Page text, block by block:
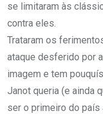
se limitaram às
contra eles.
Trataram os
ataque desferido por
imagem e tem
Janot queria (e ainda
ser o primeiro do país